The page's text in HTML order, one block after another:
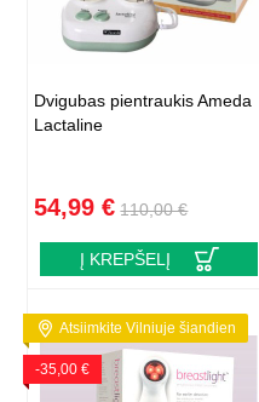
Dvigubas pientraukis Ameda
Lactaline
54,99 € 110,00 €
Į KREPŠELĮ
Atsiimkite Vilniuje šiandien
-35,00 €